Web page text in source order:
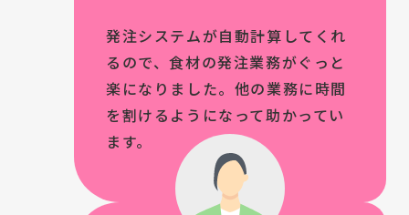
発注システムが自動計算してくれ
るので、食材の発注業務がぐっと
楽になりました。他の業務に時間
を割けるようになって助かってい
ます。